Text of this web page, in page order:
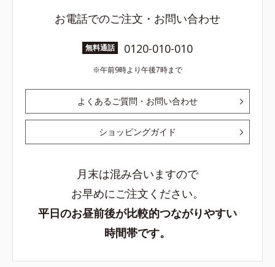
お電話でのご注文・お問い合わせ
無料通話 0120-010-010
午前9時より午後7時まで
よくあるご質問・お問い合わせ
ショッピングガイド
月末は混み合いますので
お早めにご注文ください。
平日のお昼前後が比較的つながりやすい
時間帯です。